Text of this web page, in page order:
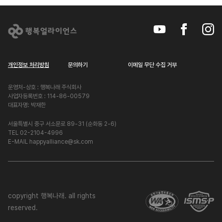
개인정보 처리방침 문의하기 이메일 무단 수집 거부
운영처-상호 : 행복나래 주식회사
사업자등록번호 : 114-86-00579
대표자명: 박재한
서울특별시 중구 서소문로 89-31 (순화동 2-6)
TEL 02-2104-4996
E-MAIL happyalliance@sk.com
copyright 행복나래. all rights
reserved.